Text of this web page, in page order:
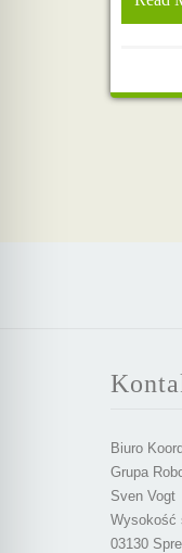
Biuro
Grupa
Sven Vogt
Wysokość
03130